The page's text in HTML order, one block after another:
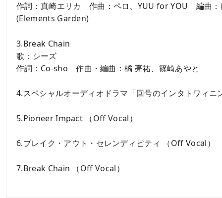
作詞：真崎エリカ 作曲：ペロ、YUU for YOU 編曲：
(Elements Garden)
3.Break Chain
歌：シーズ
作詞：Co-sho 作曲・編曲：橘 亮祐、篠崎あやと
4.スペシャルオーディオドラマ「回号のインタトワィニ
5.Pioneer Impact （Off Vocal）
6.ブレイク・アウト・セレンディピティ （Off Vocal）
7.Break Chain （Off Vocal）